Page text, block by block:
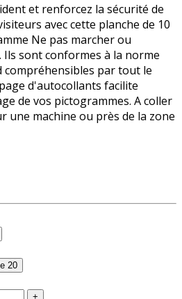
et renforcez la sécurité de
avec cette planche de 10
Ne pas marcher ou
sont conformes à la norme
compréhensibles par tout le
d'autocollants facilite
de vos pictogrammes. A coller
une machine ou près de la zone
20
+